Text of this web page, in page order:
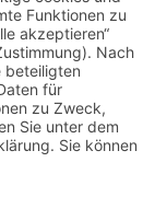
in
an der